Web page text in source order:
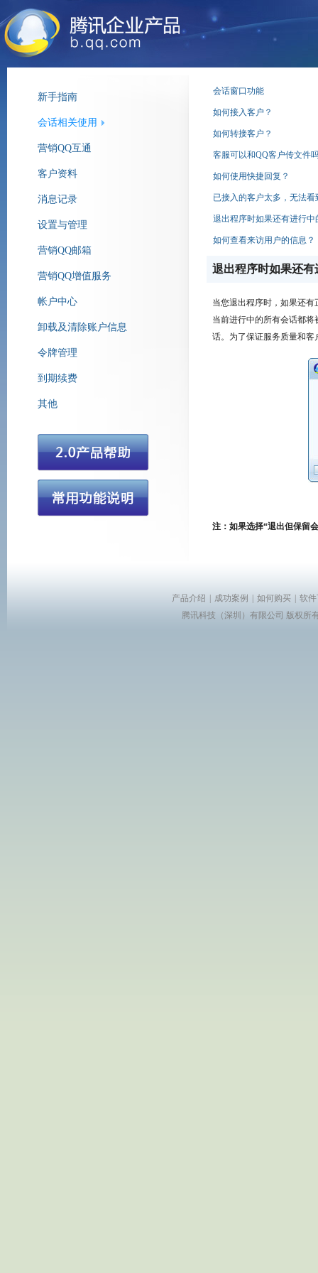
新手指南
会话相关使用
营销QQ互通
客户资料
消息记录
设置与管理
营销QQ邮箱
营销QQ增值服务
帐户中心
卸载及清除账户信息
令牌管理
到期续费
其他
会话窗口功能
如何接入客户？
如何转接客户？
客服可以和QQ客户传文件
如何使用快捷回复？
已接入的客户太多，无法
退出程序时如果还有进行
如何查看来访用户的信息？
退出程序时如果还
当您退出程序时，如果还
当前进行中的所有会话都
话。为了保证服务质量和
注：如果选择“退出但保留
产品介绍 成功案例 如何购买
软
腾讯科技（深圳）有限公司 版权所